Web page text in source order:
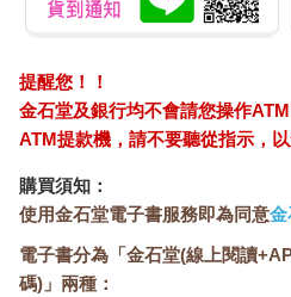
提醒您！！
金石堂及銀行均不會請您操作
ATM提款機，請不要聽從指示，以
購買須知：
使用金石堂電子書服務即為同意金
電子書分為「金石堂(線上閱讀
碼)」兩種：